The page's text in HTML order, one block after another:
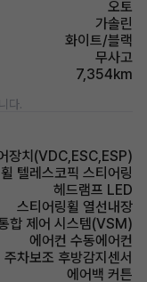
오토
가솔린
화이트/블랙
무사고
7,354km
다.
장치(VDC,ESC,ESP)
텔레스코픽 스티어링
헤드램프 LED
스티어링휠 열선내장
합 제어 시스템(VSM)
에어컨 수동에어컨
주차보조 후방감지센서
에어백 커튼